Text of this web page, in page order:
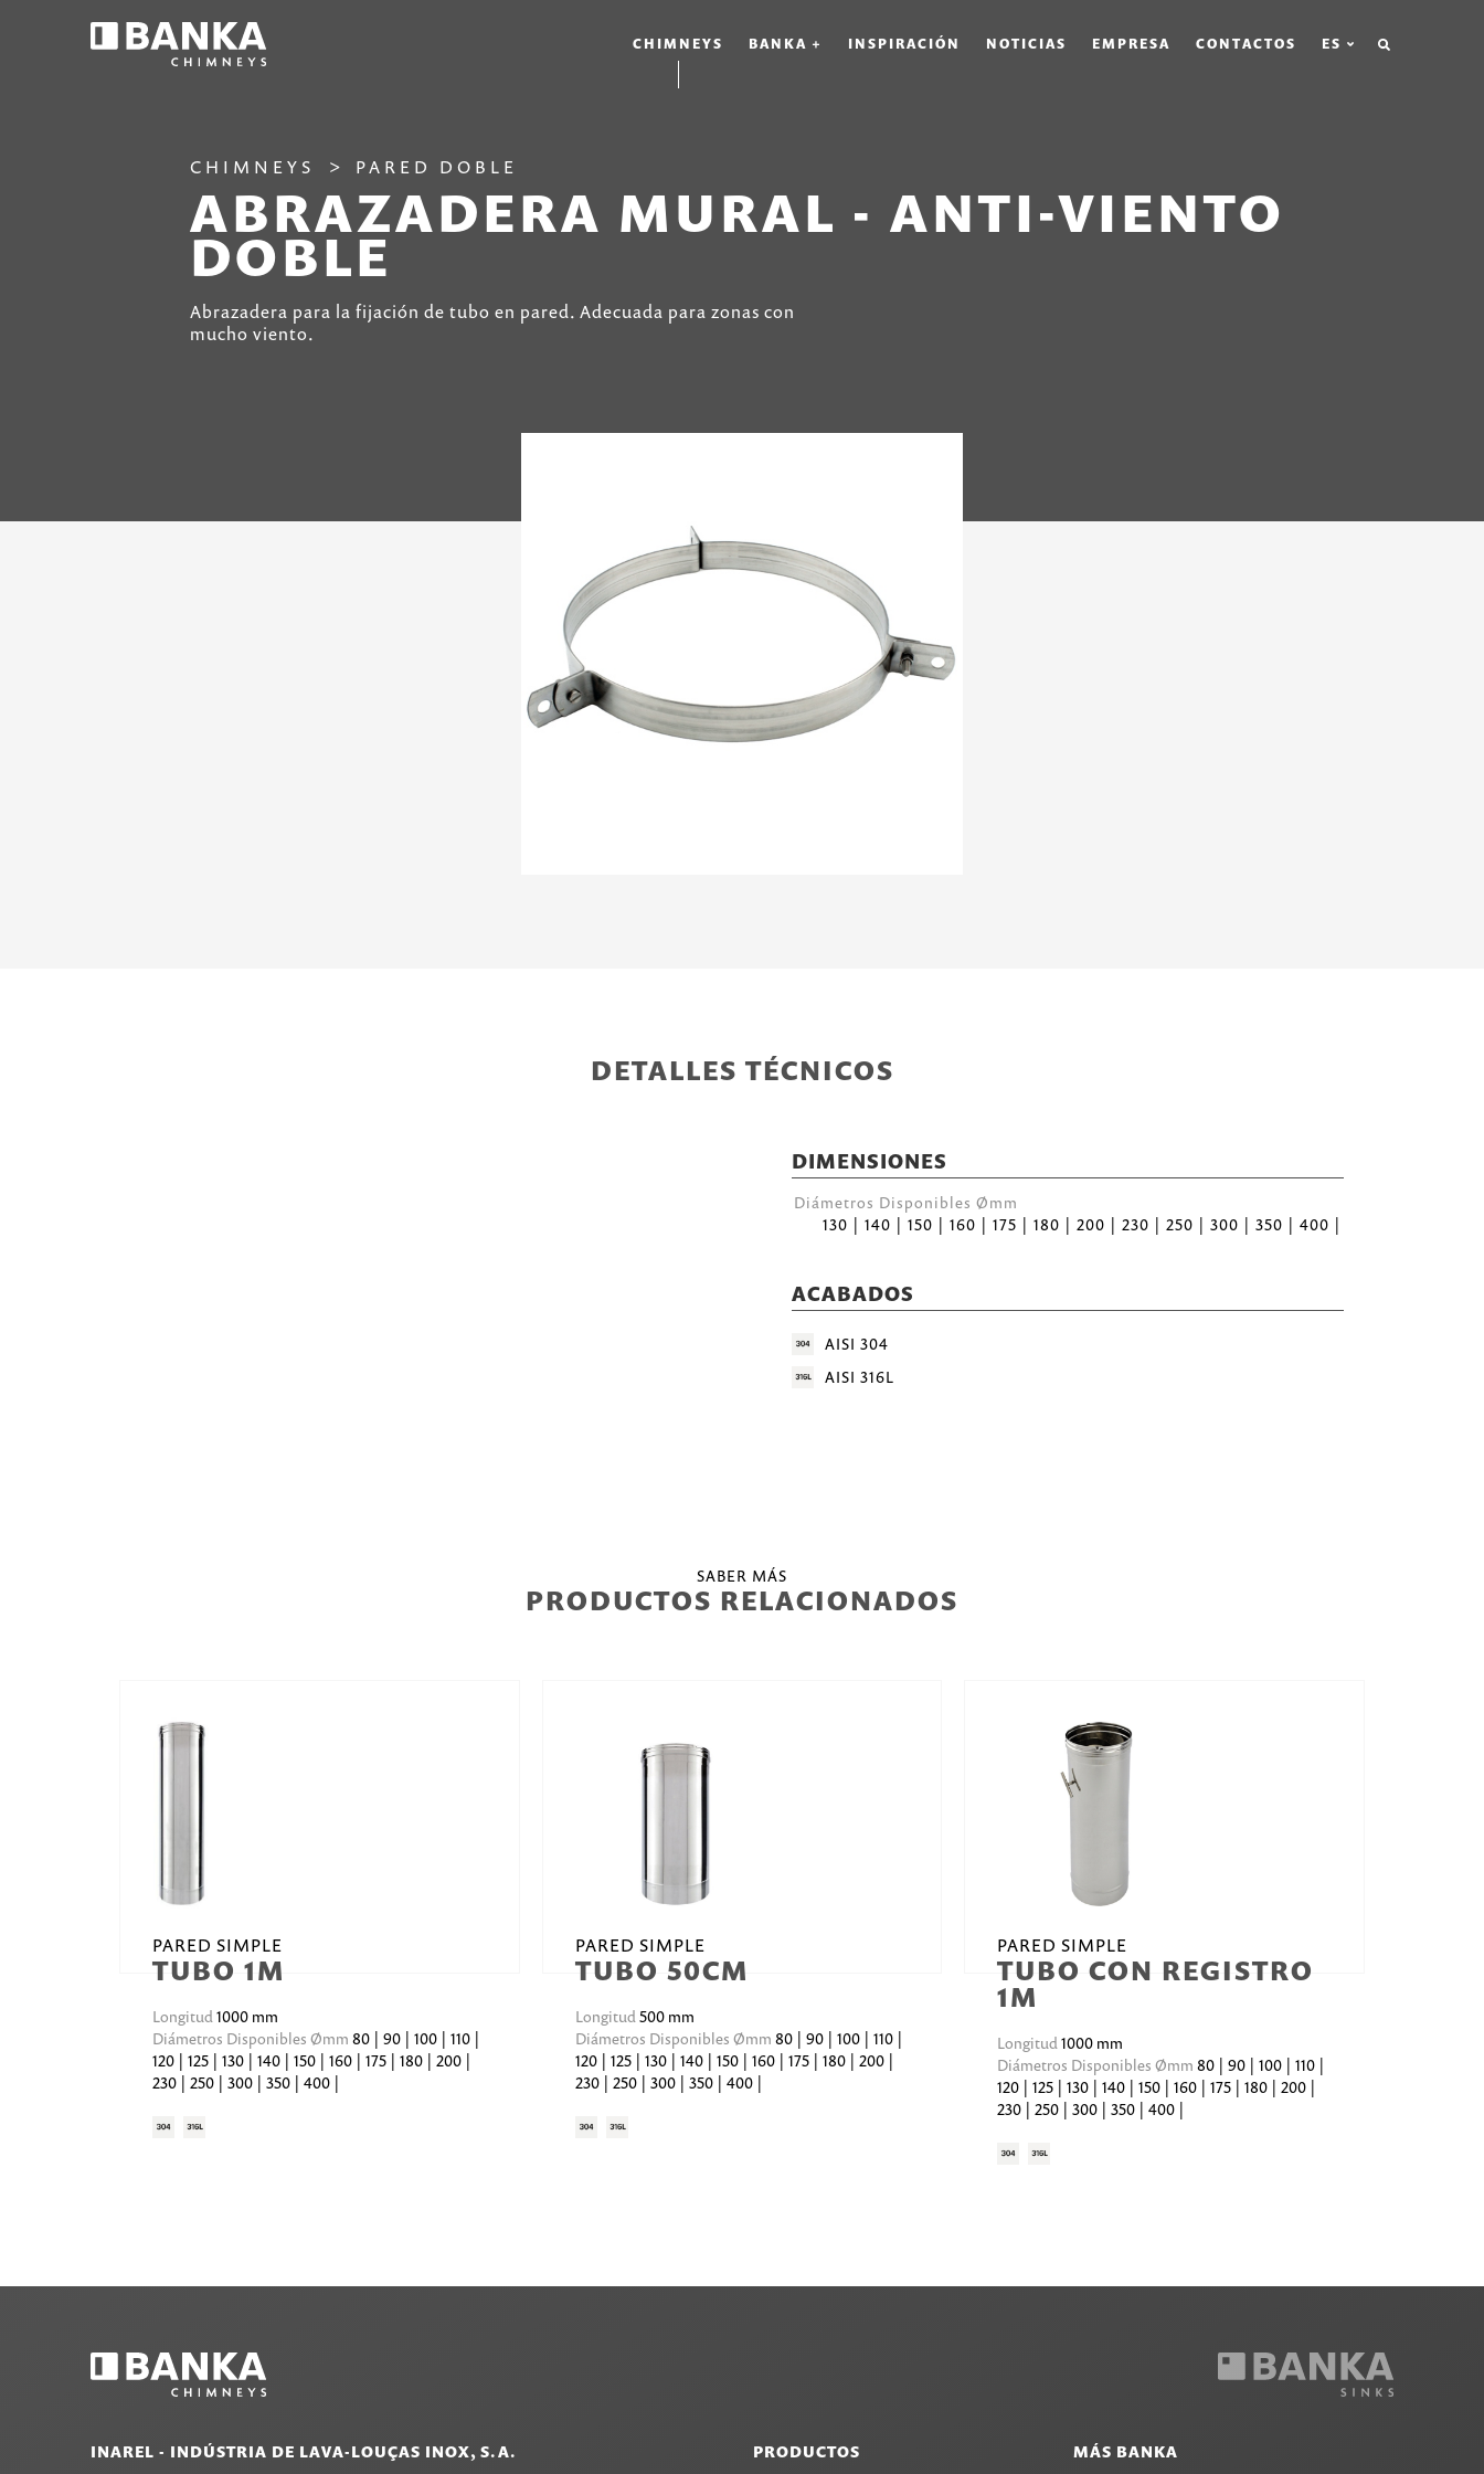
CHIMNEYS BANKA + INSPIRACIÓN NOTICIAS EMPRESA CONTACTOS ES
CHIMNEYS PARED DOBLE
ABRAZADERA MURAL - ANTI-VIENTO
DOBLE
Abrazadera para la fijación de tubo en pared. Adecuada para zonas con
mucho viento.
DETALLES TÉCNICOS
DIMENSIONES
Diámetros Disponibles Ømm
130 | 140 | 150 | 160 | 175 | 180 | 200 | 230 | 250 | 300 | 350 | 400 |
ACABADOS
AISI 304
AISI 316L
SABER MÁS
PRODUCTOS RELACIONADOS
PARED SIMPLE
TUBO 1M
Longitud1000 mm
Diámetros Disponibles Ømm 80 | 90 | 100 | 110 |
120 | 125 | 130 | 140 | 150 | 160 | 175 | 180 | 200 |
230 | 250 | 300 | 350 | 400 |
PARED SIMPLE
TUBO 50CM
Longitud500 mm
Diámetros Disponibles Ømm 80 | 90 | 100 | 110 |
120 | 125 | 130 | 140 | 150 | 160 | 175 | 180 | 200 |
230 | 250 | 300 | 350 | 400 |
PARED SIMPLE
TUBO CON REGISTRO
1M
Longitud1000 mm
Diámetros Disponibles Ømm80 | 90 | 100 | 110 |
120 | 125 | 130 | 140 | 150 | 160 | 175 | 180 | 200 |
230 | 250 | 300 | 350 | 400 |
INAREL - INDÚSTRIA DE LAVA-LOUÇAS INOX, S.A. PRODUCTOS MÁS BANKA